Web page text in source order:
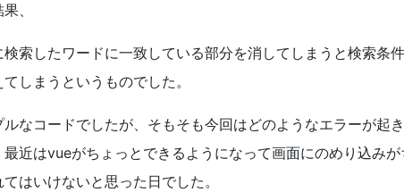
、
索したワードに一致している部分を消してしまうと検索条件
しまうというものでした。
なコードでしたが、そもそも今回はどのようなエラーが起
最近はvueがちょっとできるようになって画面にのめり込み
はいけないと思った日でした。